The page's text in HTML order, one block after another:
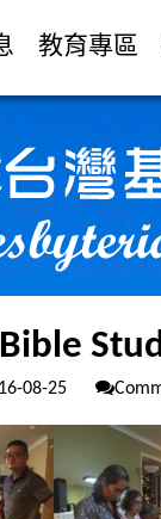
教育專區
08-25